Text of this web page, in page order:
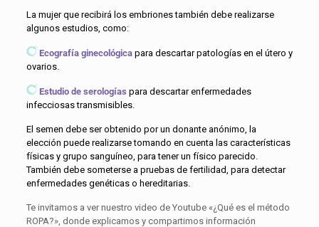
La mujer que recibirá los embriones también debe realizarse
algunos estudios, como:
Ecografía ginecológicapara descartar patologías en el útero y
ovarios.
Estudio de serologías para descartar enfermedades
infecciosas transmisibles.
El semen debe ser obtenido por un donante anónimo, la
elección puede realizarse tomando en cuenta las características
físicas y grupo sanguíneo, para tener un físico parecido.
También debe someterse a pruebas de fertilidad, para detectar
enfermedades genéticas o hereditarias.
Te invitamos a ver nuestro video de Youtube «¿Qué es el método
ROPA?», donde explicamos y compartimos información